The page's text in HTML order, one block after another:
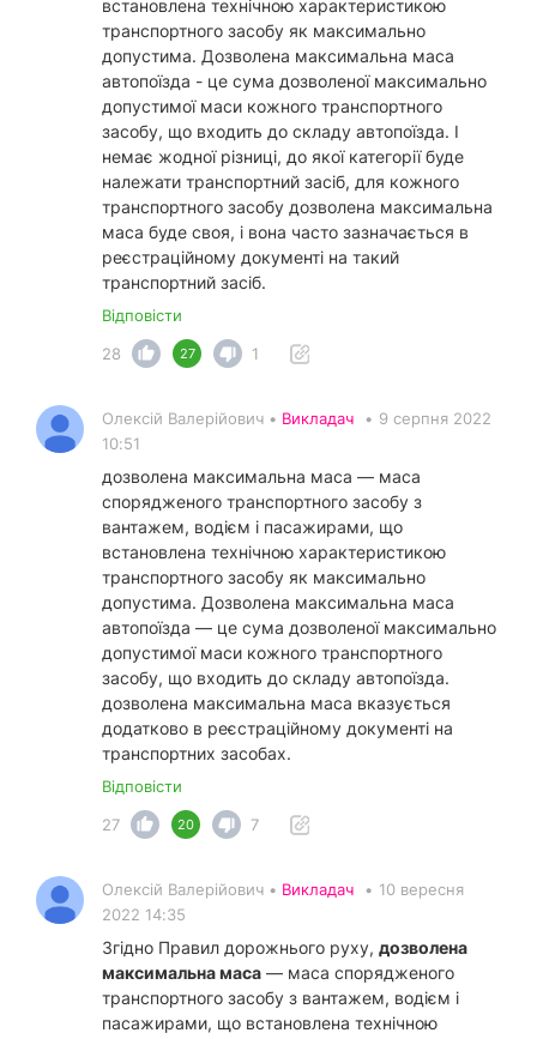
встановлена ​​технічною характеристикою
транспортного засобу як максимально
допустима. Дозволена максимальна маса
автопоїзда - це сума дозволеної максимально
допустимої маси кожного транспортного
засобу, що входить до складу автопоїзда. І
немає жодної різниці, до якої категорії буде
належати транспортний засіб, для кожного
транспортного засобу дозволена максимальна
маса буде своя, і вона часто зазначається в
реєстраційному документі на такий
транспортний засіб.
Відповісти
28
27 1
Олексій Валерійович • Викладач • 9 серпня 2022
10:51
дозволена максимальна маса — маса
спорядженого транспортного засобу з
вантажем, водієм і пасажирами, що
встановлена технічною характеристикою
транспортного засобу як максимально
допустима. Дозволена максимальна маса
автопоїзда — це сума дозволеної максимально
допустимої маси кожного транспортного
засобу, що входить до складу автопоїзда.
дозволена максимальна маса вказується
додатково в реєстраційному документі на
транспортних засобах.
Відповісти
27
20 7
Олексій Валерійович • Викладач • 10 вересня
2022 14:35
Згідно Правил дорожнього руху, дозволена
максимальна маса — маса спорядженого
транспортного засобу з вантажем, водієм і
пасажирами, що встановлена технічною